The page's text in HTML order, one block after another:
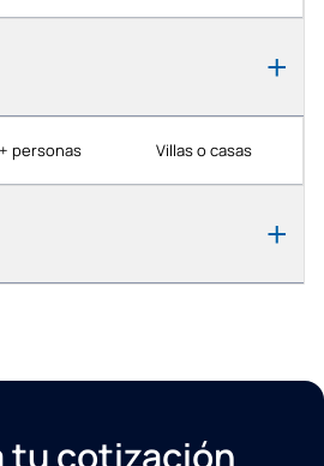
personas Villas o casas
tu cotización